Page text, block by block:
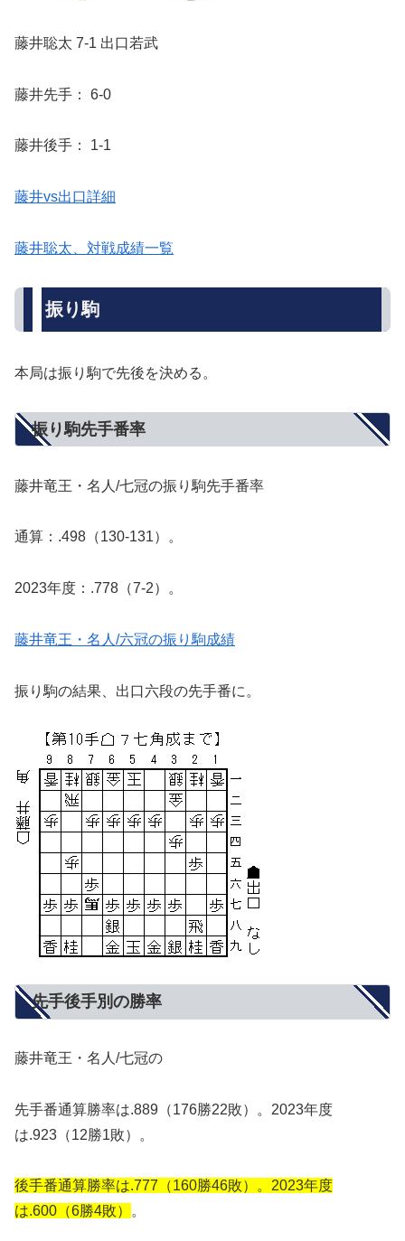
藤井聡太 7-1 出口若武
藤井先手： 6-0
藤井後手： 1-1
藤井vs出口詳細
藤井聡太、対戦成績一覧
振り駒
本局は振り駒で先後を決める。
振り駒先手番率
藤井竜王・名人/七冠の振り駒先手番率
通算：.498（130-131）。
2023年度：.778（7-2）。
藤井竜王・名人/六冠の振り駒成績
振り駒の結果、出口六段の先手番に。
先手後手別の勝率
藤井竜王・名人/七冠の
先手番通算勝率は.889（176勝22敗）。2023年度
は.923（12勝1敗）。
後手番通算勝率は.777（160勝46敗）。2023年度
は.600（6勝4敗） 。